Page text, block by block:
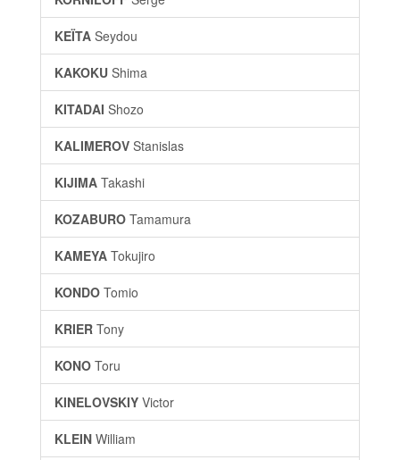
KEÏTA Seydou
KAKOKU Shima
KITADAI Shozo
KALIMEROV Stanislas
KIJIMA Takashi
KOZABURO Tamamura
KAMEYA Tokujiro
KONDO Tomio
KRIER Tony
KONO Toru
KINELOVSKIY Victor
KLEIN William